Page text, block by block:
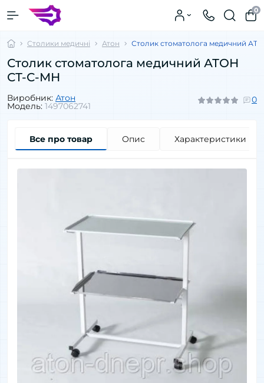
0
Столики медичні Атон Столик стоматолога медичний
Столик стоматолога медичний АТОН
СТ-С-МН
Виробник: Атон
Модель: 1497062741
0
Все про товар Опис Характеристики